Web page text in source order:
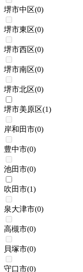
堺市中区(0)
堺市東区(0)
堺市西区(0)
堺市南区(0)
堺市北区(0)
堺市美原区(1)
岸和田市(0)
豊中市(0)
池田市(0)
吹田市(1)
泉大津市(0)
高槻市(0)
貝塚市(0)
守口市(0)